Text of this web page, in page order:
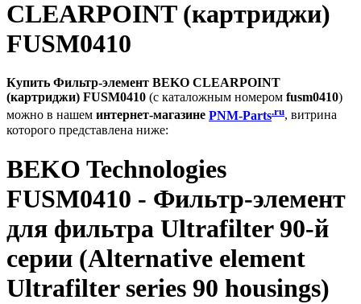
CLEARPOINT (картриджи)
FUSM0410
Купить Фильтр-элемент BEKO CLEARPOINT
(картриджи) FUSM0410 (с каталожным номером fusm0410)
можно в нашем интернет-магазине PNM-Parts.ru, витрина
которого представлена ниже:
BEKO Technologies
FUSM0410 - Фильтр-элемент
для фильтра Ultrafilter 90-й
серии (Alternative element
Ultrafilter series 90 housings)